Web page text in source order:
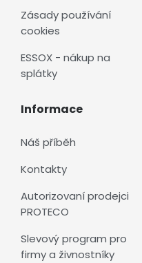
Zásady používání
cookies
ESSOX - nákup na
splátky
Informace
Náš příběh
Kontakty
Autorizovaní prodejci
PROTECO
Slevový program pro
firmy a živnostníky